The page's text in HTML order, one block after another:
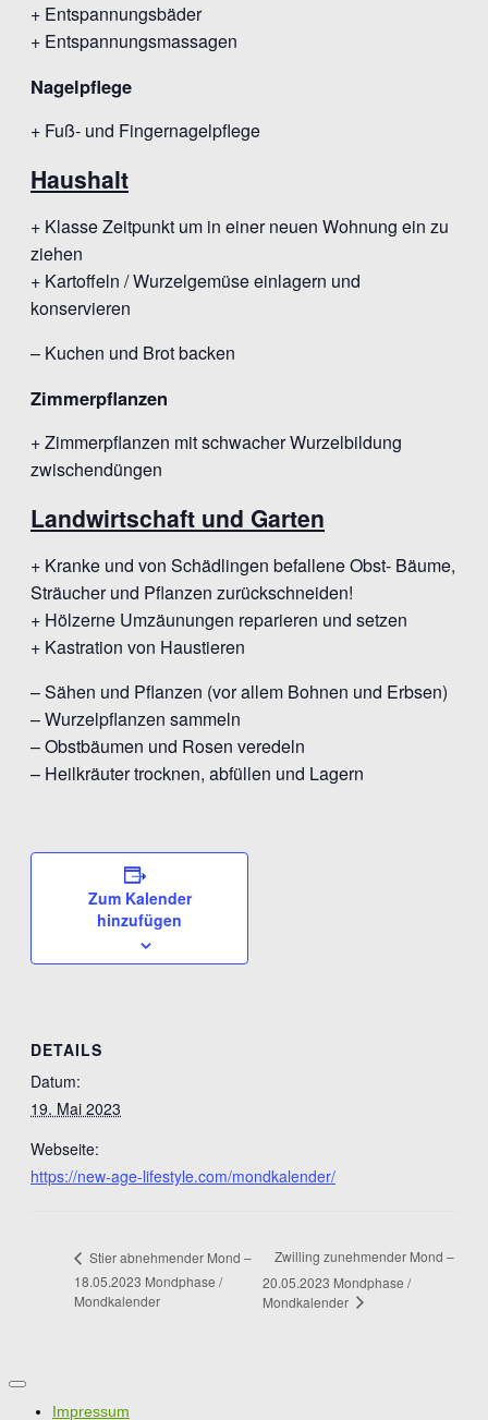
+ Entspannungsbäder
+ Entspannungsmassagen
Nagelpflege
+ Fuß- und Fingernagelpflege
Haushalt
+ Klasse Zeitpunkt um in einer neuen Wohnung ein zu
ziehen
+ Kartoffeln / Wurzelgemüse einlagern und
konservieren
– Kuchen und Brot backen
Zimmerpflanzen
+ Zimmerpflanzen mit schwacher Wurzelbildung
zwischendüngen
Landwirtschaft und Garten
+ Kranke und von Schädlingen befallene Obst- Bäume,
Sträucher und Pflanzen zurückschneiden!
+ Hölzerne Umzäunungen reparieren und setzen
+ Kastration von Haustieren
– Sähen und Pflanzen (vor allem Bohnen und Erbsen)
– Wurzelpflanzen sammeln
– Obstbäumen und Rosen veredeln
– Heilkräuter trocknen, abfüllen und Lagern
Zum Kalender
hinzufügen
DETAILS
Datum:
19. Mai 2023
Webseite:
https://new-age-lifestyle.com/mondkalender/
Stier abnehmender Mond –
18.05.2023 Mondphase /
Mondkalender
Zwilling zunehmender Mond –
20.05.2023 Mondphase /
Mondkalender
Impressum